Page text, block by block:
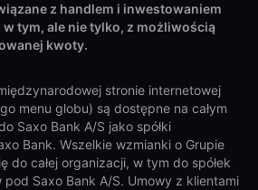
z handlem i inwestowaniem
tym, ale nie tylko, z możliwością
kwoty.
stronie internetowej
menu globu) są dostępne na całym
Saxo Bank A/S jako spółki
Bank. Wszelkie wzmianki o Grupie
do całej organizacji, w tym do spółek
pod Saxo Bank A/S. Umowy z klientami